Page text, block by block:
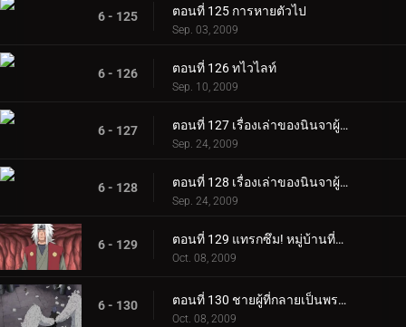
6 - 125 ตอนที่ 125 การหายตัวไป
Sep. 03, 2009
6 - 126 ตอนที่ 126 ทไวไลท์
Sep. 10, 2009
6 - 127 ตอนที่ 127 เรื่องเล่าของนินจาผู้กล้าหาญ ~คัมภีร์นินจาจิไรยะ ~ ตอนที่ 1
Sep. 24, 2009
6 - 128 ตอนที่ 128 เรื่องเล่าของนินจาผู้กล้าหาญ ~ คัมภีร์นินจาจิไรยะ ~ ตอนที่ 2
Sep. 24, 2009
6 - 129 ตอนที่ 129 แทรกซึม! หมู่บ้านที่ซ่อนอยู่ในสายฝน
Oct. 08, 2009
6 - 130 ตอนที่ 130 ชายผู้ที่กลายเป็นพระเจ้า
Oct. 08, 2009